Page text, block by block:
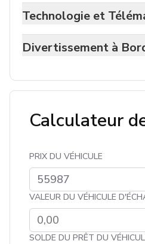
Technologie et
Divertissement à
Calculateur
PRIX DU VÉHICULE
VALEUR DU VÉHICULE
SOLDE DU PRÊT DU